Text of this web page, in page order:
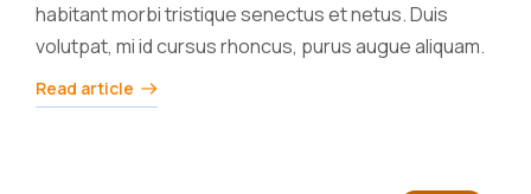
habitant morbi tristique senectus et netus. Duis
volutpat, mi id cursus rhoncus, purus augue aliquam.
Read article